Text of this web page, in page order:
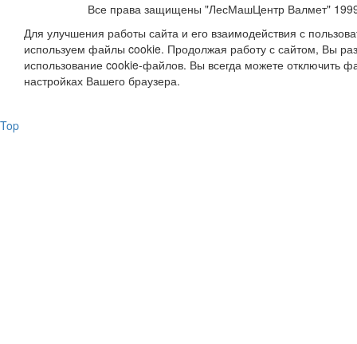
Все права защищены "ЛесМашЦентр Валмет"
Для улучшения работы сайта и его взаимодействия с
используем файлы cookie. Продолжая работу с сайтом, Вы
использование cookie-файлов. Вы всегда можете отключить
настройках Вашего браузера.
Top